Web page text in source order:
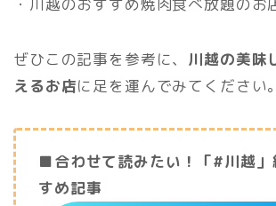
ぜひこの記事を参考に、 川越の美味
えるお店に足を運んでみてください。
■合わせて読みたい！「#川越」
すめ記事